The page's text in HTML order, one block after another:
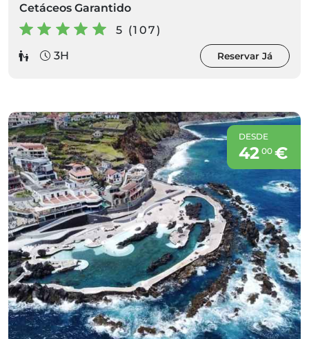
Cetáceos Garantido
5 (107)
3H
Reservar Já
DESDE
42 00€